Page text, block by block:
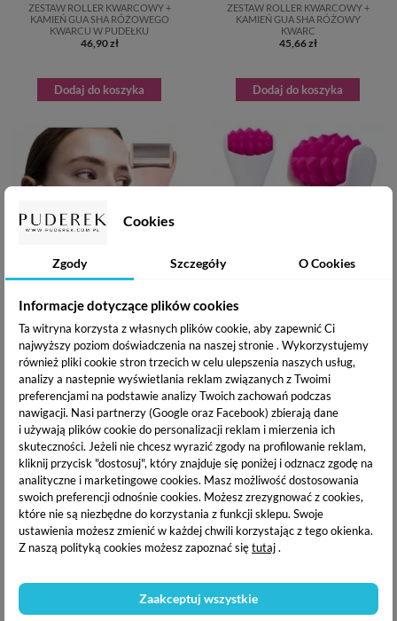
Cookies
Zgody Szczegóły O Cookies
Informacje dotyczące plików cookies
Ta witryna korzysta z własnych plików cookie, aby zapewnić Ci
najwyższy poziom doświadczenia na naszej stronie . Wykorzystujemy
również pliki cookie stron trzecich w celu ulepszenia naszych usług,
analizy a nastepnie wyświetlania reklam związanych z Twoimi
preferencjami na podstawie analizy Twoich zachowań podczas
nawigacji. Nasi partnerzy (Google oraz Facebook) zbierają dane
i używają plików cookie do personalizacji reklam i mierzenia ich
skuteczności. Jeżeli nie chcesz wyrazić zgody na profilowanie reklam,
kliknij przycisk "dostosuj", który znajduje się poniżej i odznacz zgodę na
analityczne i marketingowe cookies. Masz możliwość dostosowania
swoich preferencji odnośnie cookies. Możesz zrezygnować z cookies,
które nie są niezbędne do korzystania z funkcji sklepu. Swoje
ustawienia możesz zmienić w każdej chwili korzystając z tego okienka.
Z naszą polityką cookies możesz zapoznać siętutaj.
Zaakceptuj wszystkie
ZESTAW ROLLER KWARCOWY +
KAMIEŃ GUA SHA RÓŻOWEGO
KWARCU W PUDEŁKU
46,90 zł
Dodaj do koszyka
ZESTAW ROLLER KWARCOWY +
KAMIEŃ GUA SHA RÓŻOWY
KWARC
45,66 zł
Dodaj do koszyka
ICE ROLLER - CHŁODZĄCY
MASAŻER DO TWARZY
25,89 zł
Dodaj do koszyka
SILIKONOWY MINI ROLLER DO
TWARZY - MASAŻER MAŁY
12,37 zł
Dodaj do koszyka
BUNNY EARS OPASKA DO
WŁOSÓW - RÓŻOWA
SATYNOWA OPASKA NA OCZY DO
SPANIA - CZARNA